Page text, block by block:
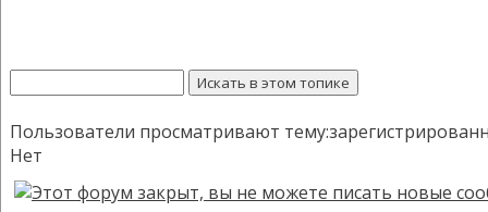
Пользователи просматривают
Нет